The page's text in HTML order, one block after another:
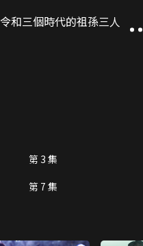
和三個時代的祖孫三人
第 3 集
第 7 集